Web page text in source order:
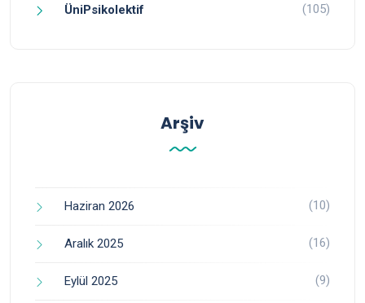
ÜniPsikolektif (105)
Arşiv
Haziran 2026 (10)
Aralık 2025 (16)
Eylül 2025 (9)